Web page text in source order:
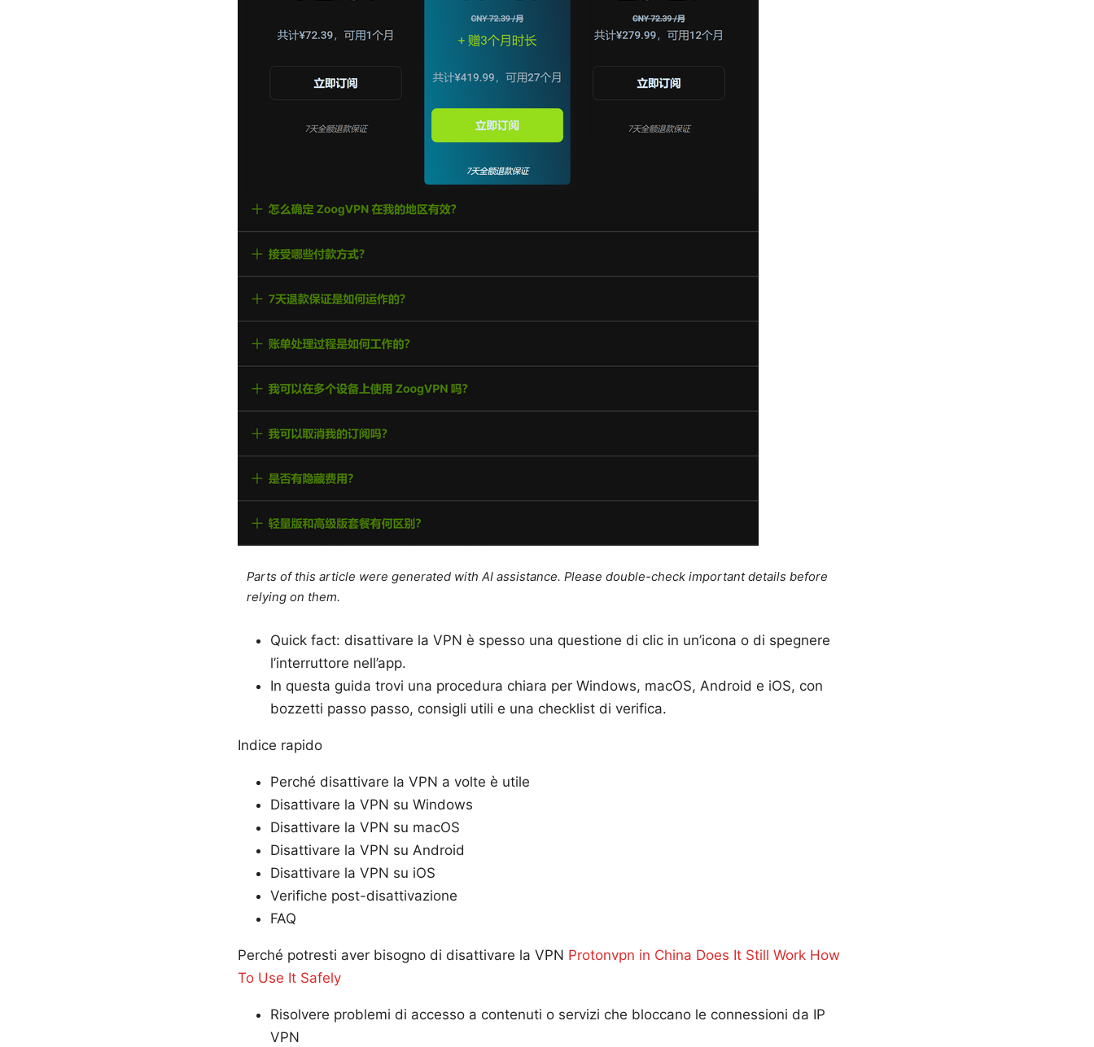
Parts of this article were generated with AI assistance. Please double-check important details before
relying on them.
Quick fact: disattivare la VPN è spesso una questione di clic in un’icona o di spegnere
l’interruttore nell’app.
In questa guida trovi una procedura chiara per Windows, macOS, Android e iOS, con
bozzetti passo passo, consigli utili e una checklist di verifica.
Indice rapido
Perché disattivare la VPN a volte è utile
Disattivare la VPN su Windows
Disattivare la VPN su macOS
Disattivare la VPN su Android
Disattivare la VPN su iOS
Verifiche post-disattivazione
FAQ
Perché potresti aver bisogno di disattivare la VPN Protonvpn in China Does It Still Work How
To Use It Safely
Risolvere problemi di accesso a contenuti o servizi che bloccano le connessioni da IP
VPN